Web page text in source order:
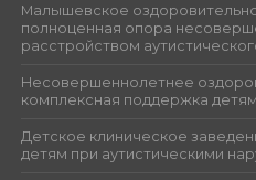
Малышевское
полноценная опора
расстройством
Несовершеннолетнее
комплексная поддержка
Детское клиническое
детям при аутистическими